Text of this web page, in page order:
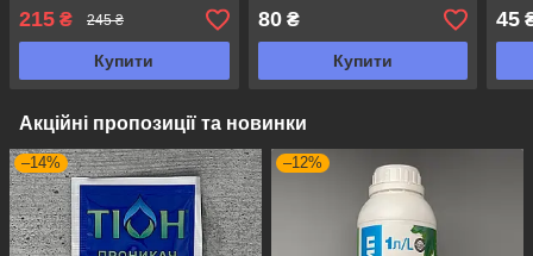
215 ₴ 245 ₴
Купити
80₴
Купити
45
Акційні пропозиції та новинки
–14% –12%